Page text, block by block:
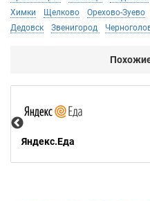
Химки
Щелково Орехово-Зуево
Дедовск
Звенигород
Яндекс.Еда